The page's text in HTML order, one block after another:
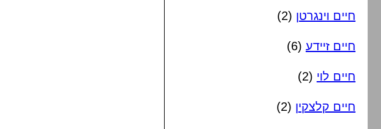
חיים וינגרטן (2)
חיים זיידע (6)
חיים לוי (2)
חיים קלצקין (2)